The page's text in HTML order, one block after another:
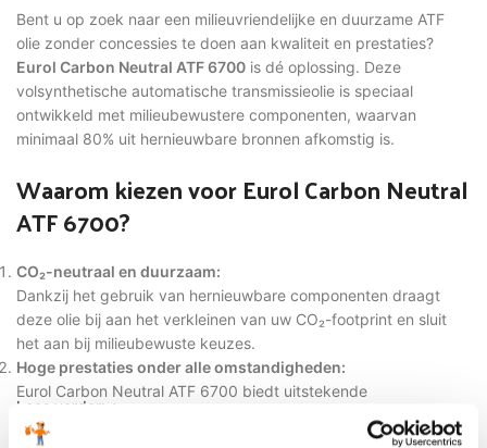
Bent u op zoek naar een milieuvriendelijke en duurzame ATF
olie zonder concessies te doen aan kwaliteit en prestaties?
Eurol Carbon Neutral ATF 6700 is dé oplossing. Deze
volsynthetische automatische transmissieolie is speciaal
ontwikkeld met milieubewustere componenten, waarvan
minimaal 80% uit hernieuwbare bronnen afkomstig is.
Waarom kiezen voor Eurol Carbon Neutral
ATF 6700?
CO₂-neutraal en duurzaam:
Dankzij het gebruik van hernieuwbare componenten draagt
deze olie bij aan het verkleinen van uw CO₂-footprint en sluit
het aan bij milieubewuste keuzes.
Hoge prestaties onder alle omstandigheden:
Eurol Carbon Neutral ATF 6700 biedt uitstekende
behoudt dezelfde kwaliteit en betrouwbaarheid als standaard
Lees verder